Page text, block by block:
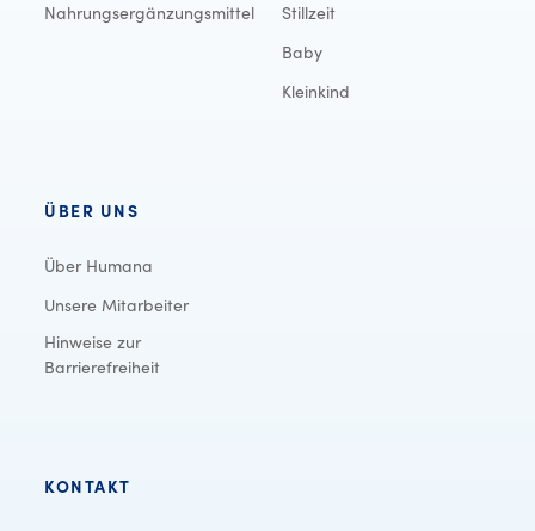
Nahrungsergänzungsmittel
Stillzeit
Baby
Kleinkind
ÜBER UNS
Über Humana
Unsere Mitarbeiter
Hinweise zur
Barrierefreiheit
KONTAKT